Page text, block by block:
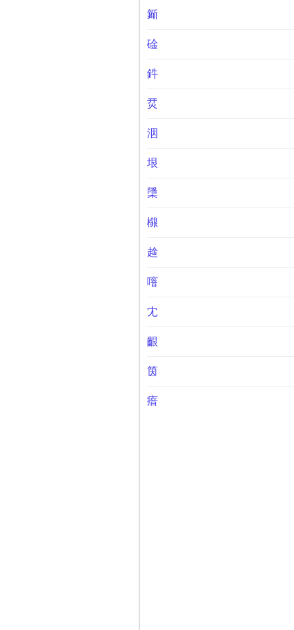
䤺
碒
鈝
烎
洇
垠
檃
檭
趛
噾
冘
齦
筃
瘖